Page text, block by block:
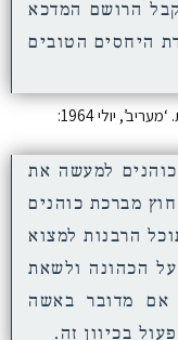
10 קומות ומתקבל הרושם המדכא
היחסים הטובים
יולי 1964:
למעשה את
מברכת כוהנים
הרבנות למצוא
הכהונה ולשאת
מדובר באשה
בכיוון זה.